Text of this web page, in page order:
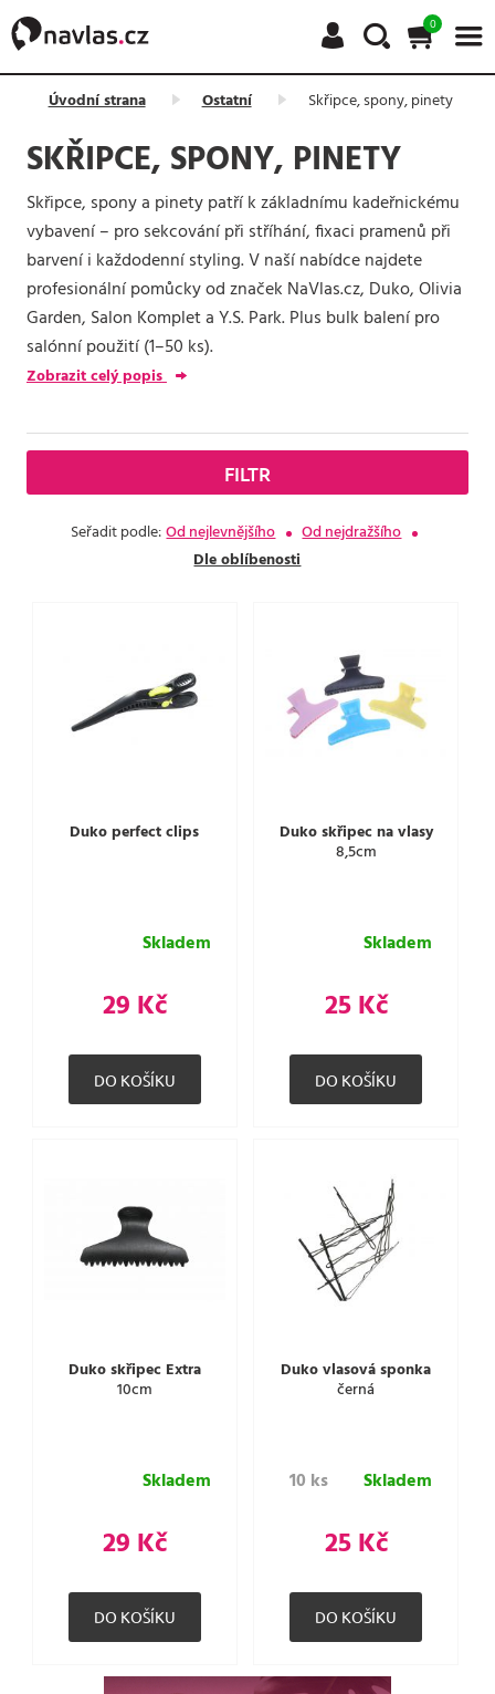
0
Úvodní strana Ostatní Skřipce, spony, pinety
SKŘIPCE, SPONY, PINETY
Skřipce, spony a pinety patří k základnímu kadeřnickému
vybavení – pro sekcování při stříhání, fixaci pramenů při
barvení i každodenní styling. V naší nabídce najdete
profesionální pomůcky od značek NaVlas.cz, Duko, Olivia
Garden, Salon Komplet a Y.S. Park. Plus bulk balení pro
salónní použití (1–50 ks).
Zobrazit celý popis
FILTR
Seřadit podle:Od nejlevnějšího
Od nejdražšího
Dle oblíbenosti
Duko perfect clips
Skladem
29 Kč
Duko skřipec na vlasy
8,5cm
Skladem
25 Kč
Duko skřipec Extra
10cm
Skladem
29 Kč
Duko vlasová sponka
černá
10 ks Skladem
25 Kč